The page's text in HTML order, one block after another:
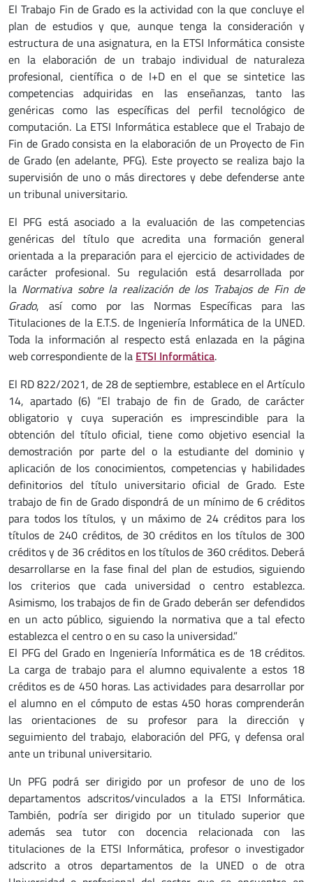
El Trabajo Fin de Grado es la actividad con la que concluye el
plan de estudios y que, aunque tenga la consideración y
estructura de una asignatura, en la ETSI Informática consiste
en la elaboración de un trabajo individual de naturaleza
profesional, científica o de I+D en el que se sintetice las
competencias adquiridas en las enseñanzas, tanto las
genéricas como las específicas del perfil tecnológico de
computación. La ETSI Informática establece que el Trabajo de
Fin de Grado consista en la elaboración de un Proyecto de Fin
de Grado (en adelante, PFG). Este proyecto se realiza bajo la
supervisión de uno o más directores y debe defenderse ante
un tribunal universitario.
El PFG está asociado a la evaluación de las competencias
genéricas del título que acredita una formación general
orientada a la preparación para el ejercicio de actividades de
carácter profesional. Su regulación está desarrollada por
la Normativa sobre la realización de los Trabajos de Fin de
Grado, así como por las Normas Específicas para las
Titulaciones de la E.T.S. de Ingeniería Informática de la UNED.
Toda la información al respecto está enlazada en la página
web correspondiente de la ETSI Informática.
El RD 822/2021, de 28 de septiembre, establece en el Artículo
14, apartado (6) “El trabajo de fin de Grado, de carácter
obligatorio y cuya superación es imprescindible para la
obtención del título oficial, tiene como objetivo esencial la
demostración por parte del o la estudiante del dominio y
aplicación de los conocimientos, competencias y habilidades
definitorios del título universitario oficial de Grado. Este
trabajo de fin de Grado dispondrá de un mínimo de 6 créditos
para todos los títulos, y un máximo de 24 créditos para los
títulos de 240 créditos, de 30 créditos en los títulos de 300
créditos y de 36 créditos en los títulos de 360 créditos. Deberá
desarrollarse en la fase final del plan de estudios, siguiendo
los criterios que cada universidad o centro establezca.
Asimismo, los trabajos de fin de Grado deberán ser defendidos
en un acto público, siguiendo la normativa que a tal efecto
establezca el centro o en su caso la universidad.”
El PFG del Grado en Ingeniería Informática es de 18 créditos.
La carga de trabajo para el alumno equivalente a estos 18
créditos es de 450 horas. Las actividades para desarrollar por
el alumno en el cómputo de estas 450 horas comprenderán
las orientaciones de su profesor para la dirección y
seguimiento del trabajo, elaboración del PFG, y defensa oral
ante un tribunal universitario.
Un PFG podrá ser dirigido por un profesor de uno de los
departamentos adscritos/vinculados a la ETSI Informática.
También, podría ser dirigido por un titulado superior que
además sea tutor con docencia relacionada con las
titulaciones de la ETSI Informática, profesor o investigador
adscrito a otros departamentos de la UNED o de otra